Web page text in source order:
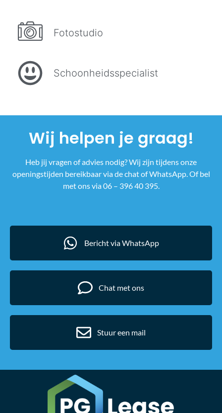
Fotostudio
Schoonheidsspecialist
Wij helpen je graag!
Heb jij vragen of advies nodig? Wij zijn tijdens onze
openingstijden bereikbaar via de chat of WhatsApp. Of bel
met ons via 06 – 396 40 395.
Bericht via WhatsApp
Chat met ons
Stuur een mail